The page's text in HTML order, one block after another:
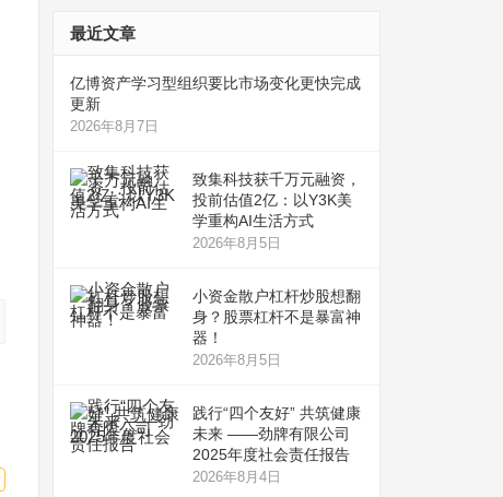
最近文章
亿博资产学习型组织要比市场变化更快完成
更新
2026年8月7日
致集科技获千万元融资，
投前估值2亿：以Y3K美
学重构AI生活方式
2026年8月5日
小资金散户杠杆炒股想翻
身？股票杠杆不是暴富神
器！
2026年8月5日
践行“四个友好” 共筑健康
未来 ——劲牌有限公司
2025年度社会责任报告
2026年8月4日